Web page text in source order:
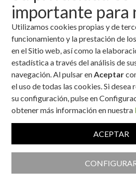
importante para
Utilizamos cookies propias y de
funcionamiento y la prestación de
en el Sitio web, así como la
estadística a través del análisis de
navegación. Al pulsar enAceptar
el uso de todas las cookies. Si desea
su configuración, pulse en
obtener más información en nuestra
ACEPTAR
"BITS" versión